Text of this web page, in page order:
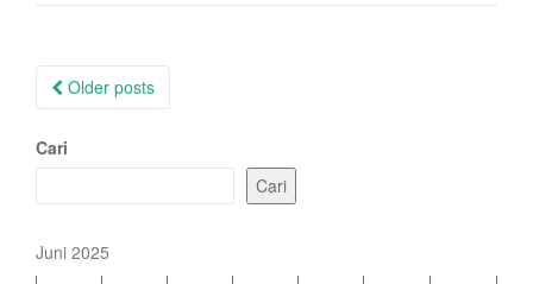
Posts
Older posts
Cari
Cari
Juni 2025